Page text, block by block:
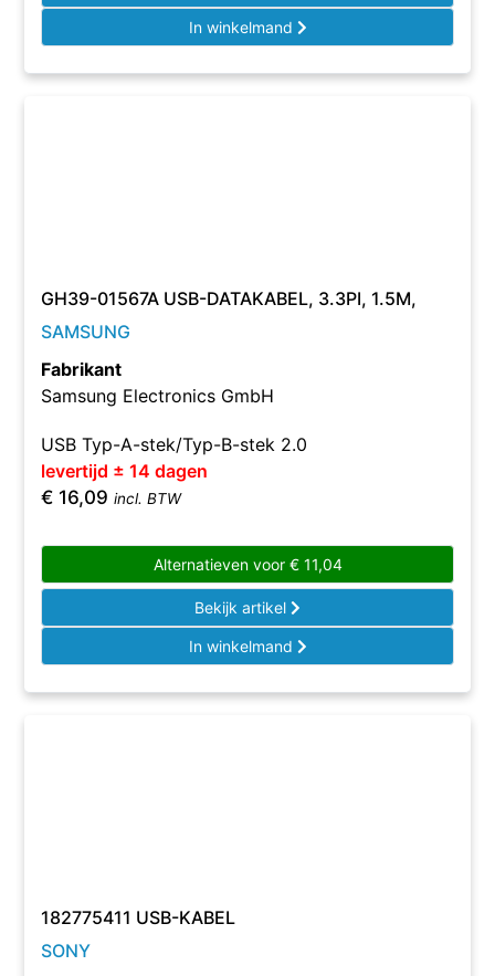
In winkelmand
GH39-01567A USB-DATAKABEL, 3.3PI, 1.5M,
SAMSUNG
Fabrikant
Samsung Electronics GmbH
USB Typ-A-stek/Typ-B-stek 2.0
levertijd ± 14 dagen
€ 16,09 incl. BTW
Alternatieven voor €11,04
Bekijk artikel
In winkelmand
182775411 USB-KABEL
SONY